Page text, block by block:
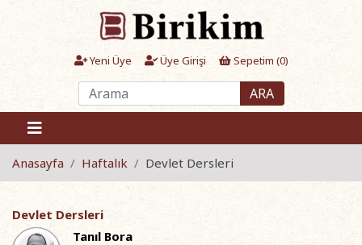
Yeni Üye Üye Girişi Sepetim (0)
ARA
Anasayfa Haftalık Devlet Dersleri
Devlet Dersleri
Tanıl Bora